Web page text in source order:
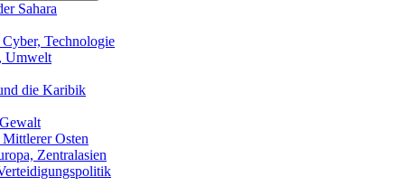
Sahara
Technologie
Umwelt
die Karibik
Osten
Zentralasien